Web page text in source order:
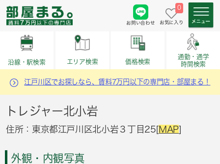
お問い合わせ
0
お気に入り
沿線・駅検索 エリア検索 価格検索
通勤・通学
時間検索
江戸川区でお探しなら、賃料7万円以下の専門店・部屋まる！
トレジャー北小岩
住所：東京都江戸川区北小岩３丁目25[MAP]
外観・内観写真